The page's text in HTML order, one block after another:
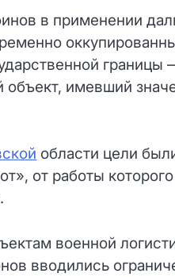
в применении
имевший
области цели
от работы
военной
вводились